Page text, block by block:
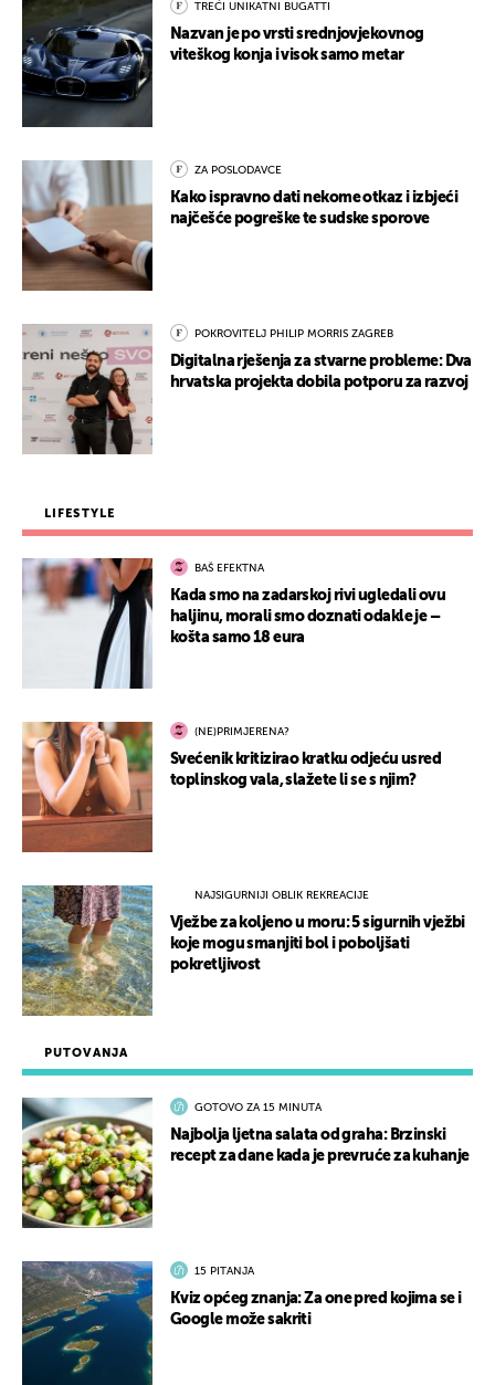
PUTOVANJA
GOTOVO ZA 15 MINUTA
Najbolja ljetna salata od graha: Brzinski
recept za dane kada je prevruće za kuhanje
15 PITANJA
Kviz općeg znanja: Za one pred kojima se i
Google može sakriti
TREĆI UNIKATNI BUGATTI
Nazvan je po vrsti srednjovjekovnog
viteškog konja i visok samo metar
ZA POSLODAVCE
Kako ispravno dati nekome otkaz i izbjeći
najčešće pogreške te sudske sporove
POKROVITELJ PHILIP MORRIS ZAGREB
Digitalna rješenja za stvarne probleme: Dva
hrvatska projekta dobila potporu za razvoj
LIFESTYLE
BAŠ EFEKTNA
Kada smo na zadarskoj rivi ugledali ovu
haljinu, morali smo doznati odakle je –
košta samo 18 eura
(NE)PRIMJERENA?
Svećenik kritizirao kratku odjeću usred
toplinskog vala, slažete li se s njim?
NAJSIGURNIJI OBLIK REKREACIJE
Vježbe za koljeno u moru: 5 sigurnih vježbi
koje mogu smanjiti bol i poboljšati
pokretljivost